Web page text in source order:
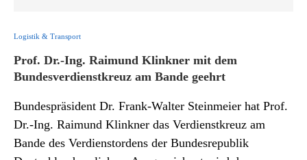
Logistik & Transport
Prof. Dr.-Ing. Raimund Klinkner mit dem
Bundesverdienstkreuz am Bande geehrt
Bundespräsident Dr. Frank-Walter Steinmeier hat Prof.
Dr.-Ing. Raimund Klinkner das Verdienstkreuz am
Bande des Verdienstordens der Bundesrepublik